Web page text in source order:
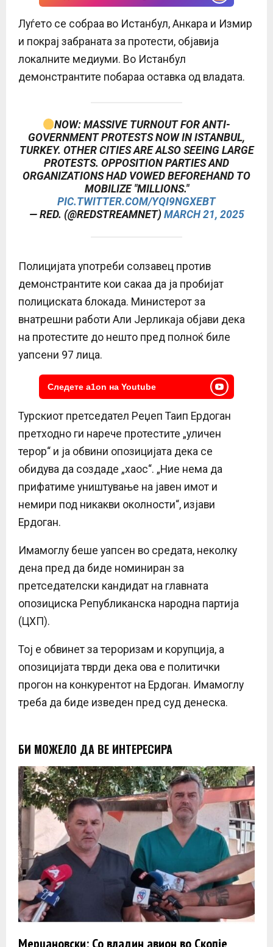
Луѓето се собраа во Истанбул, Анкара и Измир
и покрај забраната за протести, објавија
локалните медиуми. Во Истанбул
демонстрантите побараа оставка од владата.
NOW: MASSIVE TURNOUT FOR ANTI-
GOVERNMENT PROTESTS NOW IN ISTANBUL,
TURKEY. OTHER CITIES ARE ALSO SEEING LARGE
PROTESTS. OPPOSITION PARTIES AND
ORGANIZATIONS HAD VOWED BEFOREHAND TO
MOBILIZE "MILLIONS."
PIC.TWITTER.COM/YQI9NGXEBT
— RED. (@REDSTREAMNET) MARCH 21, 2025
Полицијата употреби солзавец против
демонстрантите кои сакаа да ја пробијат
полициската блокада. Министерот за
внатрешни работи Али Јерликаја објави дека
на протестите до нешто пред полноќ биле
уапсени 97 лица.
Следете a1on на Youtube
Турскиот претседател Реџеп Таип Ердоган
претходно ги нарече протестите „уличен
терор“ и ја обвини опозицијата дека се
обидува да создаде „хаос“. „Ние нема да
прифатиме уништување на јавен имот и
немири под никакви околности“, изјави
Ердоган.
Имамоглу беше уапсен во средата, неколку
дена пред да биде номиниран за
претседателски кандидат на главната
опозициска Републиканска народна партија
(ЦХП).
Тој е обвинет за тероризам и корупција, а
опозицијата тврди дека ова е политички
прогон на конкурентот на Ердоган. Имамоглу
треба да биде изведен пред суд денеска.
БИ МОЖЕЛО ДА ВЕ ИНТЕРЕСИРА